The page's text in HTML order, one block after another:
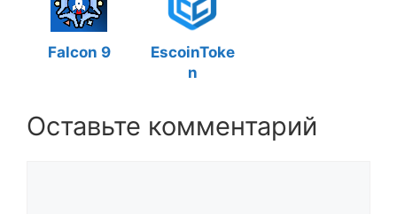
Falcon 9
EscoinToke
n
Оставьте комментарий